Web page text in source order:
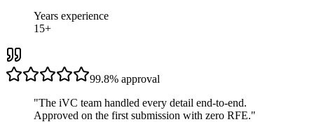
Years experience
15+
99.8% approval
"The iVC team handled every detail end-to-end.
Approved on the first submission with zero RFE."